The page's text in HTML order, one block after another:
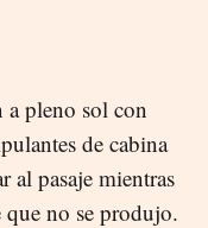
a pleno sol con
de cabina
al pasaje mientras
no se produjo.